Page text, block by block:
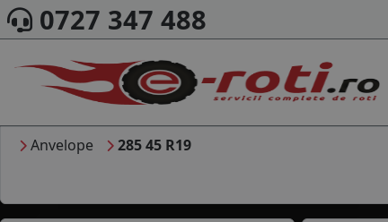
0727 347 488
Anvelope 285 45 R19